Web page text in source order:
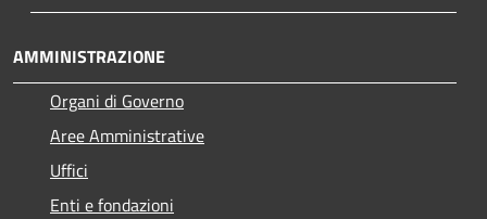
AMMINISTRAZIONE
Organi di Governo
Aree Amministrative
Uffici
Enti e fondazioni